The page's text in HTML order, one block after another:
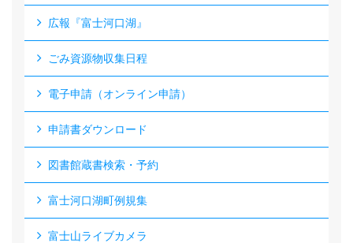
広報『富士河口湖』
ごみ資源物収集日程
電子申請（オンライン申請）
申請書ダウンロード
図書館蔵書検索・予約
富士河口湖町例規集
富士山ライブカメラ